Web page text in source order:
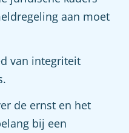
aan moet
van integriteit
de ernst en het
bij een